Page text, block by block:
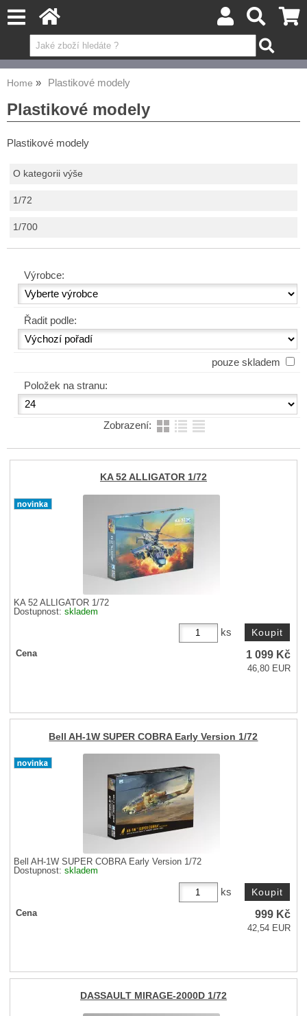
Home Plastikové modely
Plastikové modely
Plastikové modely
O kategorii výše
1/72
1/700
Výrobce:
Řadit podle:
pouze skladem
Položek na stranu:
Zobrazení:
KA 52 ALLIGATOR 1/72
KA 52 ALLIGATOR 1/72
Dostupnost:skladem
ks
Cena 1 099 Kč
46,80 EUR
Bell AH-1W SUPER COBRA Early Version 1/72
Bell AH-1W SUPER COBRA Early Version 1/72
Dostupnost:skladem
ks
Cena 999 Kč
42,54 EUR
DASSAULT MIRAGE-2000D 1/72